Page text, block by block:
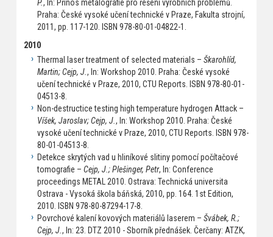
P., In: Přínos metalografie pro řešení výrobních problémů.
Praha: České vysoké učení technické v Praze, Fakulta strojní,
2011, pp. 117-120. ISBN 978-80-01-04822-1.
2010
Thermal laser treatment of selected materials – Škarohlíd,
Martin; Cejp, J., In: Workshop 2010. Praha: České vysoké
učení technické v Praze, 2010, CTU Reports. ISBN 978-80-01-
04513-8.
Non-destructice testing high temperature hydrogen Attack –
Víšek, Jaroslav; Cejp, J., In: Workshop 2010. Praha: České
vysoké učení technické v Praze, 2010, CTU Reports. ISBN 978-
80-01-04513-8.
Detekce skrytých vad u hliníkové slitiny pomocí počítačové
tomografie – Cejp, J.; Plešinger, Petr, In: Conference
proceedings METAL 2010. Ostrava: Technická universita
Ostrava - Vysoká škola báňská, 2010, pp. 164. 1st Edition,
2010. ISBN 978-80-87294-17-8.
Povrchové kalení kovových materiálů laserem – Švábek, R.;
Cejp, J., In: 23. DTZ 2010 - Sborník přednášek. Čerčany: ATZK,